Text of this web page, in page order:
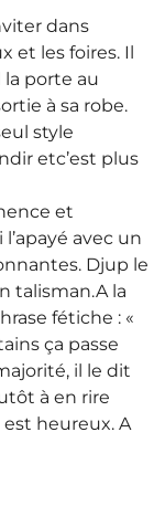
dans
et les foires. Il
porte au
à sa robe.
style
etc’est plus
et
avec un
Djup le
talisman.A la
fétiche : «
ça passe
il le dit
à en rire
heureux. A